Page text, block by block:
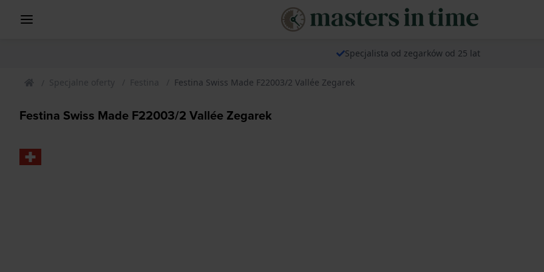
Specjalista od zegarków od 25 lat
Specjalne oferty Festina Festina Swiss Made F22003/2 Vallée Zegarek
Festina Swiss Made F22003/2 Vallée Zegarek